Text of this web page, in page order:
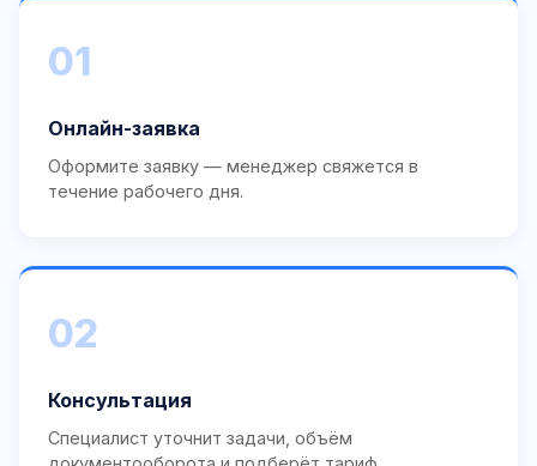
01
Онлайн-заявка
Оформите заявку — менеджер свяжется в
течение рабочего дня.
02
Консультация
Специалист уточнит задачи, объём